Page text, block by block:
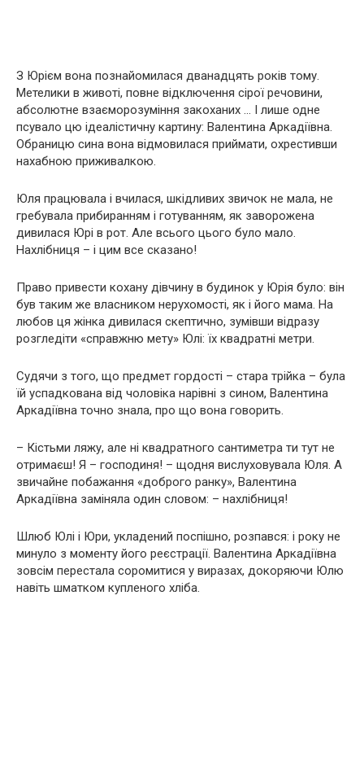
З Юрієм вона познайомилася дванадцять років тому.
Метелики в животі, повне відключення сірої речовини,
абсолютне взаєморозуміння закоханих … І лише одне
псувало цю ідеалістичну картину: Валентина Аркадіївна.
Обраницю сина вона відмовилася приймати, охрестивши
нахабною приживалкою.
Юля працювала і вчилася, шкідливих звичок не мала, не
гребувала прибиранням і готуванням, як заворожена
дивилася Юрі в рот. Але всього цього було мало.
Нахлібниця – і цим все сказано!
Право привести кохану дівчину в будинок у Юрія було: він
був таким же власником нерухомості, як і його мама. На
любов ця жінка дивилася скептично, зумівши відразу
розгледіти «справжню мету» Юлі: їх квадратні метри.
Судячи з того, що предмет гордості – стара трійка – була
їй успадкована від чоловіка нарівні з сином, Валентина
Аркадіївна точно знала, про що вона говорить.
– Кістьми ляжу, але ні квадратного сантиметра ти тут не
отримаєш! Я – господиня! – щодня вислуховувала Юля. А
звичайне побажання «доброго ранку», Валентина
Аркадіївна заміняла один словом: – нахлібниця!
Шлюб Юлі і Юри, укладений поспішно, розпався: і року не
минуло з моменту його реєстрації. Валентина Аркадіївна
зовсім перестала соромитися у виразах, докоряючи Юлю
навіть шматком купленого хліба.